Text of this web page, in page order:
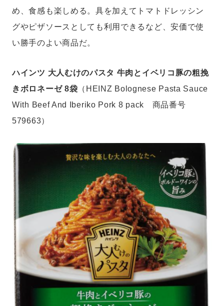
め、食感も楽しめる。具を加えてトマトドレッシン
グやピザソースとしても利用できるなど、安価で使
い勝手のよい商品だ。
ハインツ 大人むけのパスタ 牛肉とイベリコ豚の粗挽
きボロネーゼ 8袋 （HEINZ Bolognese Pasta Sauce
With Beef And Iberiko Pork 8 pack 商品番号
579663）